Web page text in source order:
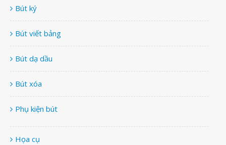
Bút ký
Bút viết bảng
Bút dạ dầu
Bút xóa
Phụ kiện bút
Họa cụ